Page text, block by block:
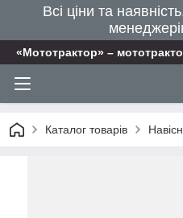
Всі ціни та
«Мототрактор» –
Каталог товарів